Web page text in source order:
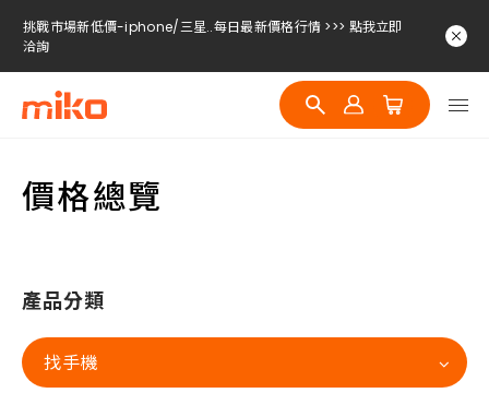
挑戰市場新低價-iphone/三星..每日最新價格行情 >>> 點我立即
洽詢
挑戰市場新低價-iphone/三星..每日最新價格行情 >>> 點我立即
洽詢
挑戰市場新低價-iphone/三星..每日最新價格行情 >>> 點我立即
價格總覽
產品分類
找手機